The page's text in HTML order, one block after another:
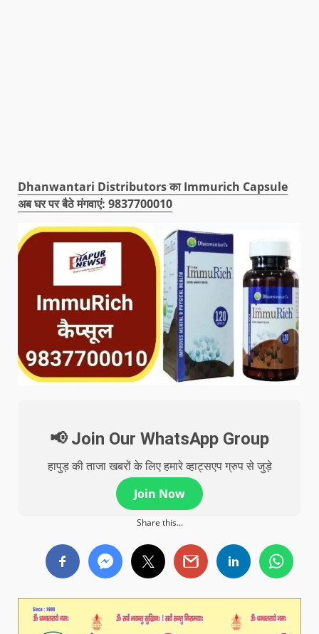
Dhanwantari Distributors का Immurich Capsule
अब घर पर बैठे मंगवाएं: 9837700010
📢 Join Our WhatsApp Group
हापुड़ की ताजा खबरों के लिए हमारे व्हाट्सएप ग्रुप से जुड़े
Join Now
Share this...